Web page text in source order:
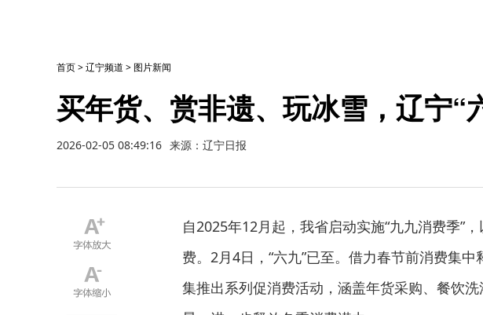
首页>辽宁频道 > 图片新闻
买年货、赏非遗、玩冰雪，辽宁“
2026-02-05 08:49:16 来源：辽宁日报
自2025年12月起，我省启动实施“九九消费季”
费。2月4日，“六九”已至。借力春节前消费集
集推出系列促消费活动，涵盖年货采购、餐饮